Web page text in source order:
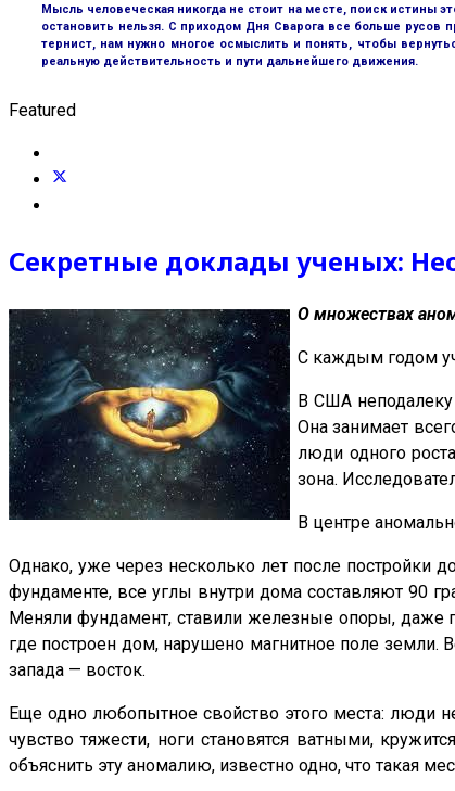
Мысль человеческая никогда не стоит на месте, поиск истины
остановить нельзя. С приходом Дня Сварога все больше русов
тернист, нам нужно многое осмыслить и понять, чтобы
реальную действительность и пути дальнейшего движения.
Featured
Секретные доклады ученых:
О множествах
С каждым годом
В США неподалеку
Она занимает
люди одного
зона.
В центре
Однако, уже через несколько лет после постройки
фундаменте, все углы внутри дома составляют 90
Меняли фундамент, ставили железные опоры, даже
где построен дом, нарушено магнитное поле
запада — восток.
Еще одно любопытное свойство этого места: люди
чувство тяжести, ноги становятся ватными,
объяснить эту аномалию, известно одно, что такая